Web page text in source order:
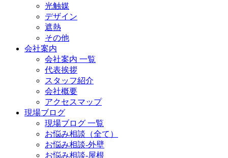
光触媒
デザイン
遮熱
その他
会社案内
会社案内 一覧
代表挨拶
スタッフ紹介
会社概要
アクセスマップ
現場ブログ
現場ブログ 一覧
お悩み相談（全て）
お悩み相談-外壁
お悩み相談-屋根